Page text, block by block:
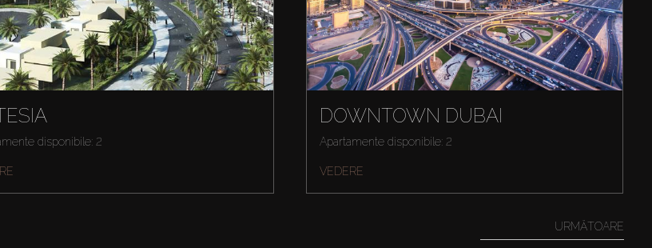
disponibile: 2
DOWNTOWN DUBAI
Apartamente disponibile: 2
VEDERE
URMĂTOARE